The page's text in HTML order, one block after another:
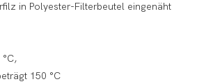
in Polyester-Filterbeutel eingenäht
150 °C